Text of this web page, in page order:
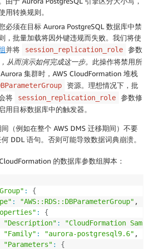
用转换规则。
必须在目标 Aurora PostgreSQL 数据库中禁
，批量加载将因外键违规而失败。我们将使
并将 session_replication_role
参数
，从而演示如何完成这一步。 此操作将禁用所
集群时，AWS CloudFormation 堆栈
资源。理想情况下，批
将
session_replication_role
参数修
用目标数据库中的触发器。
（例如在整个 AWS DMS 迁移期间）不要
DDL 语句。否则可能导致数据词典崩溃。
的数据库参数组脚本：
:
{
: "AWS::RDS::DBParameterGroup" ,
:
{
"Description" :
"CloudFormation
"Family" : "aurora-postgresql9.6" ,
"Parameters" :
{